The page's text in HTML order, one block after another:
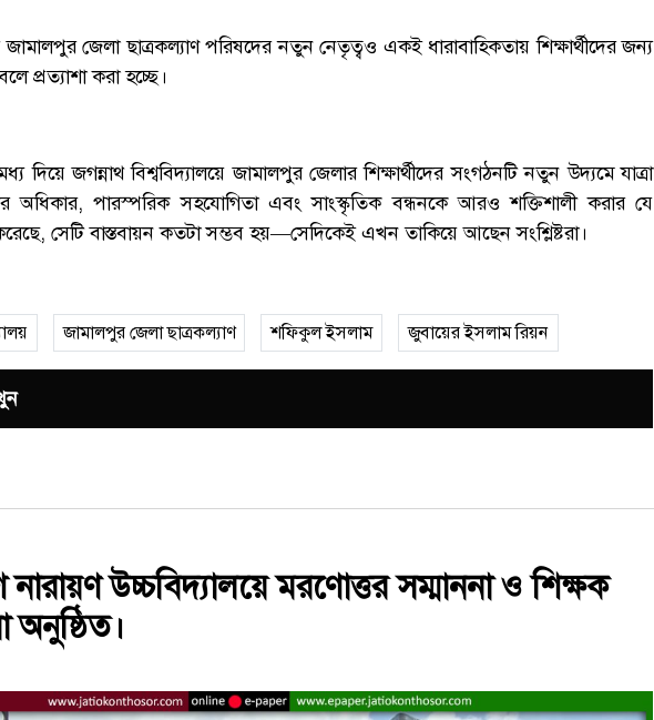
জামালপুর জেলা ছাত্রকল্যাণ পরিষদের নতুন নেতৃত্বও একই ধারাবাহিকতায় শিক্ষার্থীদের জন্য
প্রত্যাশা করা হচ্ছে।
দিয়ে জগন্নাথ বিশ্ববিদ্যালয়ে জামালপুর জেলার শিক্ষার্থীদের সংগঠনটি নতুন উদ্যমে যাত্রা
অধিকার, পারস্পরিক সহযোগিতা এবং সাংস্কৃতিক বন্ধনকে আরও শক্তিশালী করার যে
সেটি বাস্তবায়ন কতটা সম্ভব হয়—সেদিকেই এখন তাকিয়ে আছেন সংশ্লিষ্টরা।
জামালপুর জেলা ছাত্রকল্যাণ শফিকুল ইসলাম জুবায়ের ইসলাম রিয়ন
উচ্চবিদ্যালয়ে মরণোত্তর সম্মাননা ও শিক্ষক
অনুষ্ঠিত।